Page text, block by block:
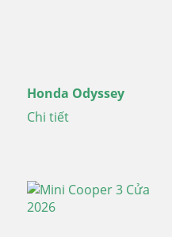
Honda Odyssey
Chi tiết